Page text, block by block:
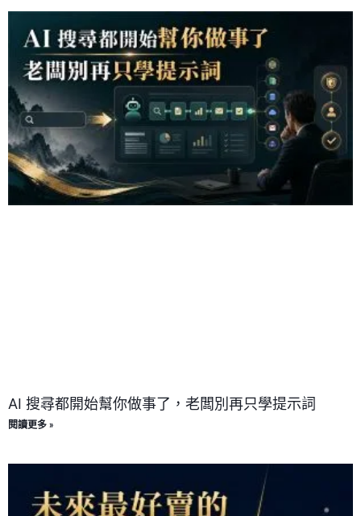
AI 搜尋都開始幫你做事了，老闆別再只學提示詞
閱讀更多 »